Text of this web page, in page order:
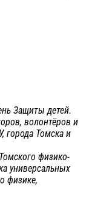
Защиты детей.
волонтёров и
города Томска и
физико-
универсальных
физике,